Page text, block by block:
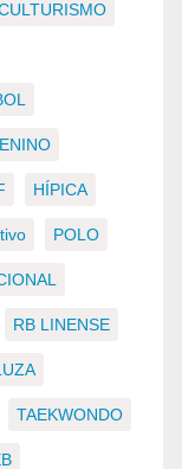
HÍPICA
POLO
RB LINENSE
TAEKWONDO